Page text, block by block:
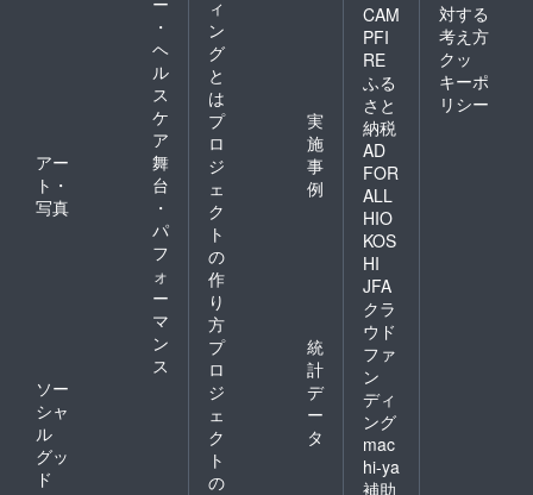
麹の旨
味が加
わりま
す。 保
存方
法：涼
・
ヘ
ル
ス
ケ
ア
アー
ト・
写真
舞
台
・
パ
フ
ォ
ー
マ
ン
ス
ソー
シャ
ル
グッ
ド
ィ
ン
グ
と
は
プ
ロ
ジ
ェ
ク
ト
の
作
り
方
実
施
事
例
プ
ロ
ジ
ェ
ク
ト
の
統
計
デ
ー
タ
CAM
PFI
RE
ふる
さと
納税
AD
FOR
ALL
HIO
KOS
HI
JFA
クラ
ウド
ファ
ン
ディ
ング
mac
hi-ya
補助
対する
考え方
クッ
キーポ
リシー